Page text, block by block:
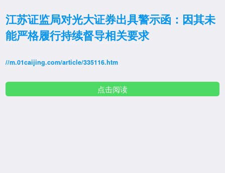
江苏证监局对光大证券出具警示函：因其未
能严格履行持续督导相关要求
//m.01caijing.com/article/335116.htm
点击阅读